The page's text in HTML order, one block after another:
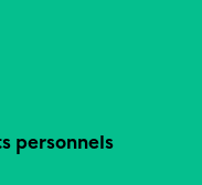
personnels